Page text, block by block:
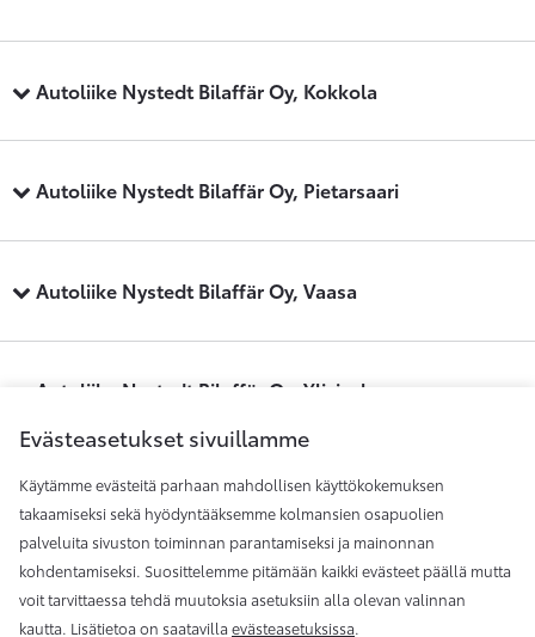
Autoliike Nystedt Bilaffär Oy, Kokkola
Autoliike Nystedt Bilaffär Oy, Pietarsaari
Autoliike Nystedt Bilaffär Oy, Vaasa
Autoliike Nystedt Bilaffär Oy, Ylivieska
Maakunnan Auto, Kauhajoki
Maakunnan Auto, Seinäjoki
Evästeasetukset sivuillamme
Käytämme evästeitä parhaan mahdollisen käyttökokemuksen
takaamiseksi sekä hyödyntääksemme kolmansien osapuolien
palveluita sivuston toiminnan parantamiseksi ja mainonnan
kohdentamiseksi. Suosittelemme pitämään kaikki evästeet päällä mutta
voit tarvittaessa tehdä muutoksia asetuksiin alla olevan valinnan
kautta. Lisätietoa on saatavilla evästeasetuksissa.